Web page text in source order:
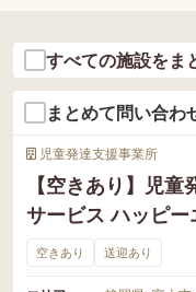
すべての施設をま
まとめて問い合わ
児童発達支援事業所
【空きあり】児
サービス ハッピ
空きあり 送迎あり